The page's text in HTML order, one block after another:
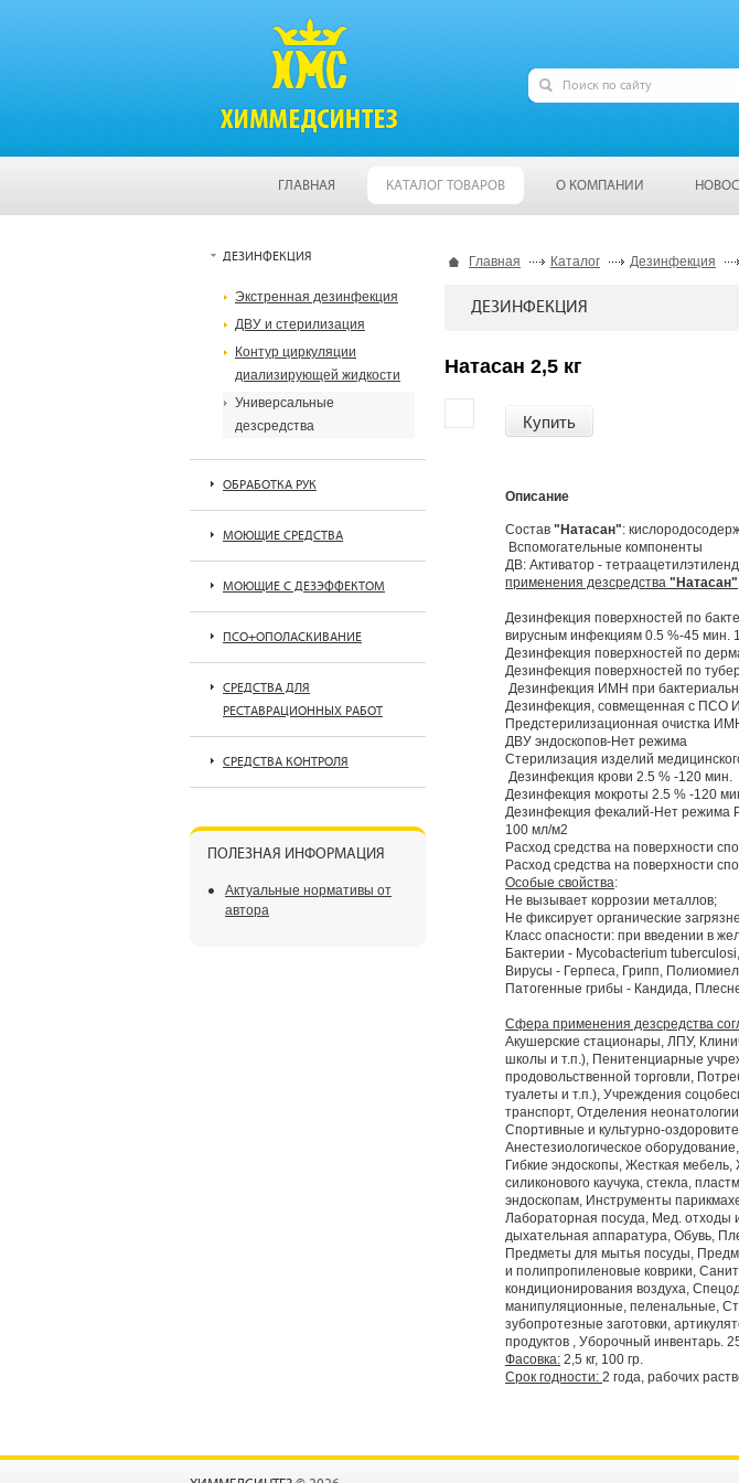
ГЛАВНАЯ КАТАЛОГ ТОВАРОВ О КОМПАНИИ
Главная Каталог Дезинфекция
ДЕЗИНФЕКЦИЯ
Натасан 2,5 кг
Купить
Описание
Состав "Натасан":
Вспомогательные компоненты
ДВ: Активатор -
применения дезсредства "Натасан"
Дезинфекция поверхностей по
вирусным инфекциям 0.5 %-45 мин.
Дезинфекция поверхностей по
Дезинфекция поверхностей по
Дезинфекция ИМН при
Дезинфекция, совмещенная с ПСО
Предстерилизационная очистка
ДВУ эндоскопов-Нет режима
Стерилизация изделий
Дезинфекция крови 2.5 % -120 мин.
Дезинфекция мокроты 2.5 % -120
Дезинфекция фекалий-Нет режима
100 мл/м2
Расход средства на поверхности
Расход средства на поверхности
Особые свойства:
Не вызывает коррозии металлов;
Не фиксирует органические
Класс опасности: при введении в
Бактерии - Mycobacterium
Вирусы - Герпеса, Грипп,
Патогенные грибы - Кандида,
Сфера применения дезсредства
Акушерские стационары, ЛПУ,
школы и т.п.), Пенитенциарные
продовольственной торговли,
туалеты и т.п.), Учреждения
транспорт, Отделения
Спортивные и культурно-
Анестезиологическое
Гибкие эндоскопы, Жесткая
силиконового каучука, стекла,
эндоскопам, Инструменты
Лабораторная посуда, Мед. отходы
дыхательная аппаратура, Обувь,
Предметы для мытья посуды,
и полипропиленовые коврики,
кондиционирования воздуха,
манипуляционные, пеленальные,
зубопротезные заготовки,
продуктов , Уборочный инвентарь.
Фасовка: 2,5 кг, 100 гр.
Срок годности: 2 года, рабочих
ДЕЗИНФЕКЦИЯ
Экстренная дезинфекция
ДВУ и стерилизация
Контур циркуляции
диализирующей жидкости
Универсальные
дезсредства
ОБРАБОТКА РУК
МОЮЩИЕ СРЕДСТВА
МОЮЩИЕ С ДЕЗЭФФЕКТОМ
ПСО+ОПОЛАСКИВАНИЕ
СРЕДСТВА ДЛЯ
РЕСТАВРАЦИОННЫХ РАБОТ
СРЕДСТВА КОНТРОЛЯ
ПОЛЕЗНАЯ ИНФОРМАЦИЯ
Актуальные нормативы от
автора